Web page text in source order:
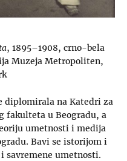
, 1895–1908, crno-bela
Muzeja Metropoliten,
diplomirala na Katedri za
fakulteta u Beogradu, a
umetnosti i medija
Bavi se istorijom i
savremene umetnosti.